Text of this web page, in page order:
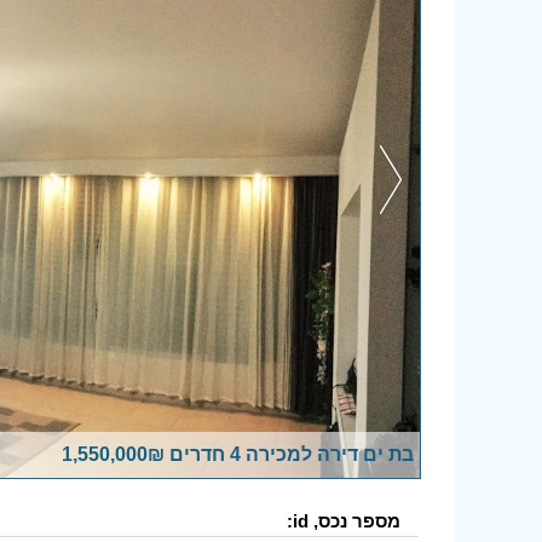
בת ים דירה למכירה 4 חדרים 1,550,000₪
מספר נכס, id: